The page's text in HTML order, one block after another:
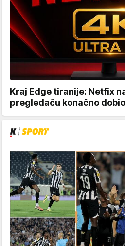
Kraj Edge tiranije: Netfix
pregledaču konačno